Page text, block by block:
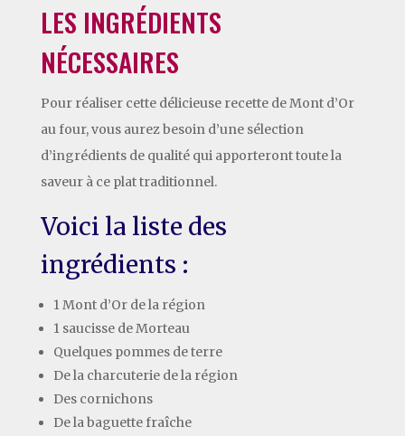
LES INGRÉDIENTS
NÉCESSAIRES
Pour réaliser cette délicieuse recette de Mont d’Or
au four, vous aurez besoin d’une sélection
d’ingrédients de qualité qui apporteront toute la
saveur à ce plat traditionnel.
Voici la liste des
ingrédients :
1 Mont d’Or de la région
1 saucisse de Morteau
Quelques pommes de terre
De la charcuterie de la région
Des cornichons
De la baguette fraîche